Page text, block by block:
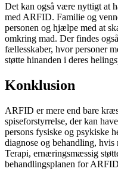
Det kan også være nyttigt at
med ARFID. Familie og
personen og hjælpe med at
omkring mad. Der findes
fællesskaber, hvor personer
støtte hinanden i deres
Konklusion
ARFID er mere end bare
spiseforstyrrelse, der kan
persons fysiske og psykiske
diagnose og behandling,
Terapi, ernæringsmæssig
behandlingsplanen for